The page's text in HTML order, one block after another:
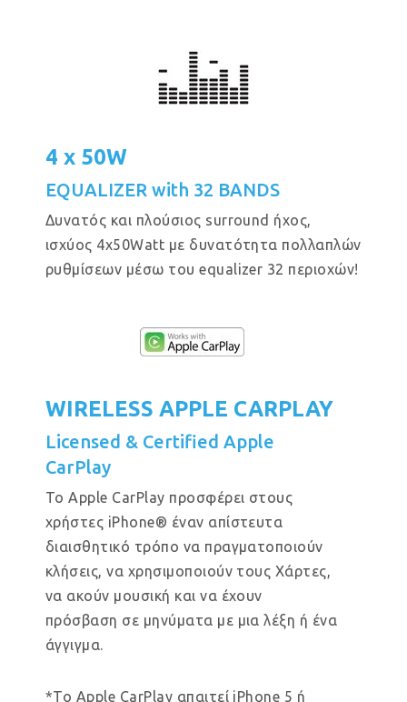
4 x 50W
EQUALIZER with 32 BANDS
Δυνατός και πλούσιος surround ήχος,
ισχύος 4x50Watt με δυνατότητα πολλαπλών
ρυθμίσεων μέσω του equalizer 32 περιοχών!
WIRELESS APPLE CARPLAY
Licensed & Certified Apple
CarPlay
Το Apple CarPlay προσφέρει στους
χρήστες iPhone® έναν απίστευτα
διαισθητικό τρόπο να πραγματοποιούν
κλήσεις, να χρησιμοποιούν τους Χάρτες,
να ακούν μουσική και να έχουν
πρόσβαση σε μηνύματα με μια λέξη ή ένα
άγγιγμα.
*Το Apple CarPlay απαιτεί iPhone 5 ή